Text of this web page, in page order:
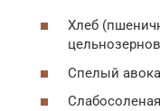
Хлеб
Спелый